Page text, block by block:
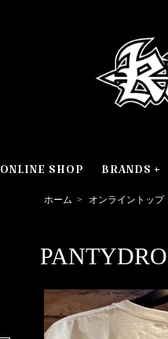
ONLINE SHOP BRANDS
ホーム > オンライントップ